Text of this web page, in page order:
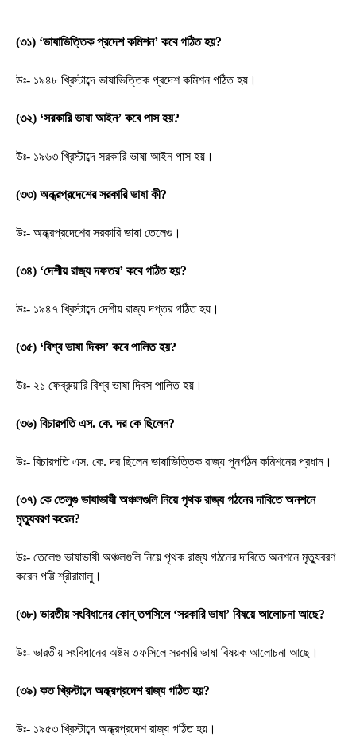
(৩১) ‘ভাষাভিত্তিক প্রদেশ কমিশন’ কবে গঠিত হয়?
উঃ- ১৯৪৮ খ্রিস্টাব্দে ভাষাভিত্তিক প্রদেশ কমিশন গঠিত হয়।
(৩২) ‘সরকারি ভাষা আইন’ কবে পাস হয়?
উঃ- ১৯৬৩ খ্রিস্টাব্দে সরকারি ভাষা আইন পাস হয়।
(৩৩) অন্ধ্রপ্রদেশের সরকারি ভাষা কী?
উঃ- অন্ধ্রপ্রদেশের সরকারি ভাষা তেলেগু।
(৩৪) ‘দেশীয় রাজ্য দফতর’ কবে গঠিত হয়?
উঃ- ১৯৪৭ খ্রিস্টাব্দে দেশীয় রাজ্য দপ্তর গঠিত হয়।
(৩৫) ‘বিশ্ব ভাষা দিবস’ কবে পালিত হয়?
উঃ- ২১ ফেব্রুয়ারি বিশ্ব ভাষা দিবস পালিত হয়।
(৩৬) বিচারপতি এস. কে. দর কে ছিলেন?
উঃ- বিচারপতি এস. কে. দর ছিলেন ভাষাভিত্তিক রাজ্য পুনর্গঠন কমিশনের প্রধান।
(৩৭) কে তেলুগু ভাষাভাষী অঞ্চলগুলি নিয়ে পৃথক রাজ্য গঠনের দাবিতে অনশনে
মৃত্যুবরণ করেন?
উঃ- তেলেগু ভাষাভাষী অঞ্চলগুলি নিয়ে পৃথক রাজ্য গঠনের দাবিতে অনশনে মৃত্যুবরণ
করেন পট্টি শ্রীরামালু।
(৩৮) ভারতীয় সংবিধানের কোন্ তপসিলে ‘সরকারি ভাষা’ বিষয়ে আলোচনা আছে?
উঃ- ভারতীয় সংবিধানের অষ্টম তফসিলে সরকারি ভাষা বিষয়ক আলোচনা আছে।
(৩৯) কত খ্রিস্টাব্দে অন্ধ্রপ্রদেশ রাজ্য গঠিত হয়?
উঃ- ১৯৫৩ খ্রিস্টাব্দে অন্ধ্রপ্রদেশ রাজ্য গঠিত হয়।